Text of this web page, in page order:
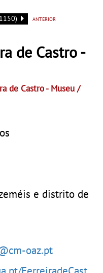
anterior
de Castro -
de Castro- Museu /
e distrito de
oaz.pt